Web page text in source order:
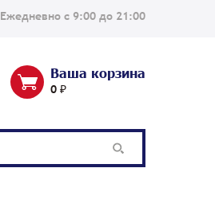
Ежедневно с 9:00 до 21:00
Ваша корзина
0 ₽